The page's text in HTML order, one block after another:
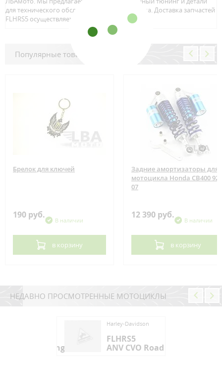
для технического обслуживание вашего байка. Доставка запчастей
FLHRS5 осуществляется по всей Росcии.
Популярные товары
Брелок для ключей
190 руб.
В наличии
в корзину
Задние амортизаторы для
мотоцикла Honda CB400 92-
07
12 390 руб.
В наличии
в корзину
НЕДАВНО ПРОСМОТРЕННЫЕ МОТОЦИКЛЫ
CVO Road King
Harley-Davidson
FLHRS5
ANV CVO Road King